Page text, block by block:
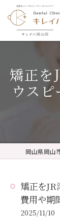
矯正を
ウス
矯正をJR
費用や期
2025/11/10